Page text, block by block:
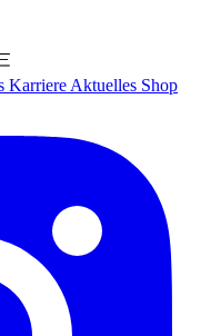
Karriere Aktuelles Shop